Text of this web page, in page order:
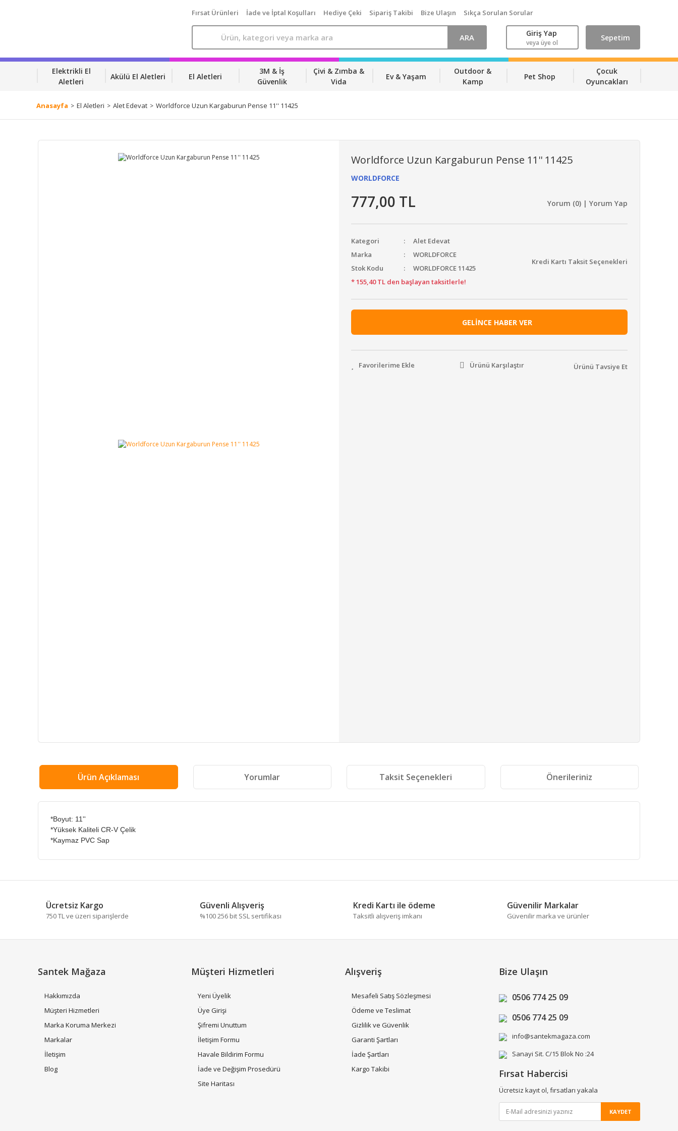
Fırsat Ürünleri İade ve İptal Koşulları Hediye Çeki Sipariş Takibi Bize Ulaşın Sıkça Sorulan Sorular
ARA Giriş Yap
veya üye ol
Sepetim
Elektrikli El
Aletleri
Akülü El Aletleri El Aletleri
3M & İş
Güvenlik
Çivi & Zımba &
Vida
Ev & Yaşam
Outdoor &
Kamp
Pet Shop
Çocuk
Oyuncakları
Anasayfa El Aletleri Alet Edevat Worldforce Uzun Kargaburun Pense 11'' 11425
Worldforce Uzun Kargaburun Pense 11'' 11425
WORLDFORCE
777,00 TL Yorum (0) | Yorum Yap
Kategori
Alet Edevat
Marka
WORLDFORCE
Stok Kodu
WORLDFORCE 11425
* 155,40 TL den başlayan taksitlerle!
Kredi Kartı Taksit Seçenekleri
GELİNCE HABER VER
Ürünü Karşılaştır Ürünü Tavsiye Et
Ürün Açıklaması Yorumlar Taksit Seçenekleri Önerileriniz
*Boyut: 11''
*Yüksek Kaliteli CR-V Çelik
*Kaymaz PVC Sap
Ürün resmi kalitesiz, bozuk veya görüntülenemiyor.
Ürün bilgilerinde hatalar bulunuyor.
Bu ürüne benzer farklı alternatifler olmalı.
Ücretsiz Kargo
750 TL ve üzeri siparişlerde
Güvenli Alışveriş
%100 256 bit SSL sertifikası
Kredi Kartı ile ödeme
Taksitli alışveriş imkanı
Güvenilir Markalar
Güvenilir marka ve ürünler
Santek Mağaza
Hakkımızda
Müşteri Hizmetleri
Marka Koruma Merkezi
Markalar
İletişim
Blog
Müşteri Hizmetleri
Yeni Üyelik
Üye Girişi
Şifremi Unuttum
İletişim Formu
Havale Bildirim Formu
İade ve Değişim Prosedürü
Site Haritası
Alışveriş
Mesafeli Satış Sözleşmesi
Ödeme ve Teslimat
Gizlilik ve Güvenlik
Garanti Şartları
İade Şartları
Kargo Takibi
Bize Ulaşın
0506 774 25 09
0506 774 25 09
info@santekmagaza.com
Sanayi Sit. C/15 Blok No :24
Fırsat Habercisi
Ücretsiz kayıt ol, fırsatları yakala
KAYDET